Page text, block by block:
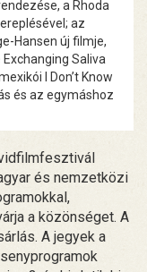
a Rhoda
az
Hansen új filmje,
Saliva
I Don’t Know
és az egymáshoz
és nemzetközi
a közönséget. A
A jegyek a